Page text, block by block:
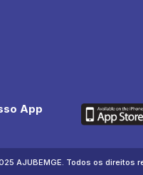
App
AJUBEMGE. Todos os direitos